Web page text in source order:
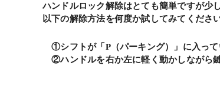
ハンドルロック解除はとても簡単ですが少
以下の解除方法を何度か試してみてください
①シフトが「P（パーキング）」に入って
②ハンドルを右か左に軽く動かしながら